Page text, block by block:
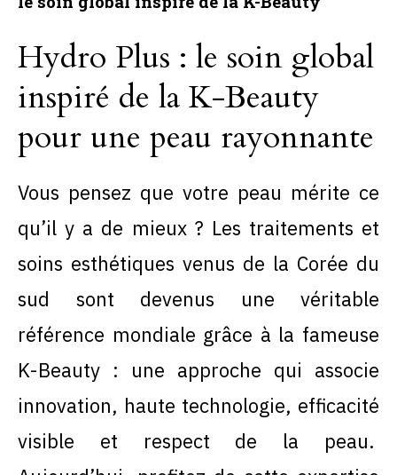
Hydro Plus : le soin global
inspiré de la K-Beauty
pour une peau rayonnante
Vous pensez que votre peau mérite ce
qu’il y a de mieux ? Les traitements et
soins esthétiques venus de la Corée du
sud sont devenus une véritable
référence mondiale grâce à la fameuse
K-Beauty : une approche qui associe
innovation, haute technologie, efficacité
visible et respect de la peau.